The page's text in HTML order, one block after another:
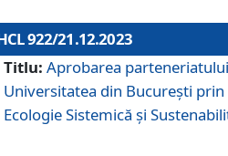
922/21.12.2023
Titlu: Aprobarea
Universitatea din București
Ecologie Sistemică și